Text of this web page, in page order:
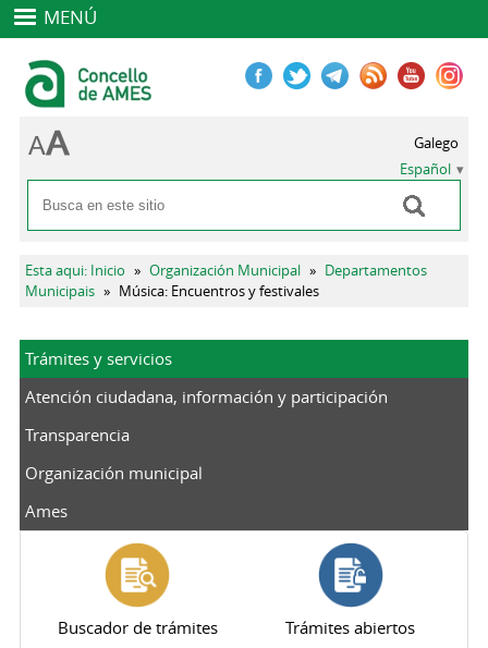
MENÚ
Formulario de búsqueda
Buscar
Galego
Español
Se encuentra usted aquí
Esta aqui: Inicio » Organización Municipal » Departamentos
Municipais » Música: Encuentros y festivales
Trámites y servicios
Atención ciudadana, información y participación
Transparencia
Organización municipal
Ames
Buscador de trámites Trámites abiertos